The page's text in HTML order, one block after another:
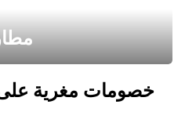
خصومات مغرية